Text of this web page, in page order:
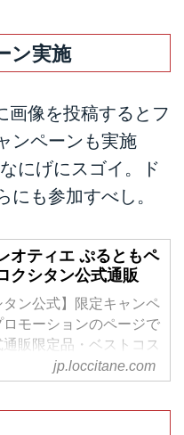
ン実施
画像を投稿するとフ
ンペーンも実施
にげにスゴイ。ド
にも参加すべし。
オティエ ぷるともペ
クシタン公式通販
タン公式】限定キャンペ
ロモーションのページで
販限定品・ベストコス
イテム多数！先行予約や
などお得なキャンペーン
jp.loccitane.com